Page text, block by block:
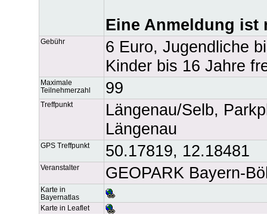
Eine Anmeldung
Gebühr
6 Euro, Jugendliche
Kinder bis 16 Jahre
Maximale
Teilnehmerzahl
99
Treffpunkt
Längenau/Selb,
Längenau
GPS Treffpunkt 50.17819, 12.18481
Veranstalter GEOPARK Bayern-
Karte in
Bayernatlas
Karte in Leaflet